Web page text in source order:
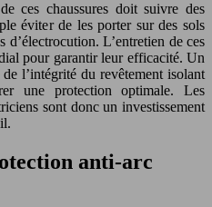
ces chaussures doit suivre des
éviter de les porter sur des sols
L’entretien de ces
pour garantir leur efficacité. Un
l’intégrité du revêtement isolant
une protection optimale. Les
sont donc un investissement
anti-arc